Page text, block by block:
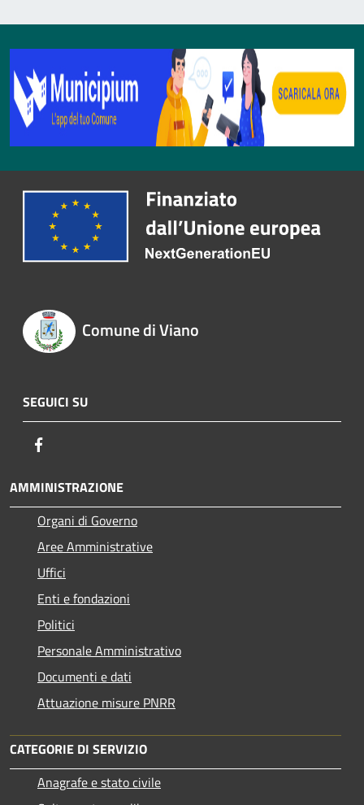
Comune di Viano
SEGUICI SU
AMMINISTRAZIONE
Organi di Governo
Aree Amministrative
Uffici
Enti e fondazioni
Politici
Personale Amministrativo
Documenti e dati
Attuazione misure PNRR
CATEGORIE DI SERVIZIO
Anagrafe e stato civile